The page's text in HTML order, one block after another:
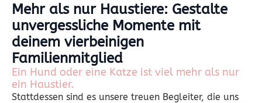
Mehr als nur Haustiere: Gestalte
unvergessliche Momente mit
deinem vierbeinigen
Familienmitglied
Ein Hund oder eine Katze ist viel mehr als nur
ein Haustier.
Stattdessen sind es unsere treuen Begleiter, die uns